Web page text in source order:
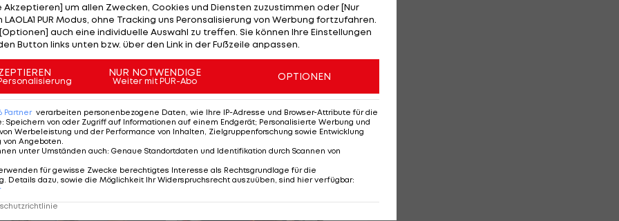
Stars der britischen Musikhistorie dominierten
Sommerspiele in London beendet. IOC-
positives Resümee und spricht von "fröhlichen
Feier wird die olympische Flagge symbolisch an Rio de
Sommerspiele 2016, ehe das Feuer im
Akzeptieren] um allen Zwecken, Cookies und Diensten zuzustimmen oder [Nur
PUR Modus, ohne Tracking uns Peronsalisierung von Werbung fortzufahren.
auch eine individuelle Auswahl zu treffen. Sie können Ihre Einstellungen
Button links unten bzw. über den Link in der Fußzeile anpassen.
NUR NOTWENDIGE
Weiter mit PUR-Abo OPTIONEN
Partner verarbeiten personenbezogene Daten, wie Ihre IP-Adresse und Browser-Attribute für die
: Speichern von oder Zugriff auf Informationen auf einem Endgerät; Personalisierte Werbung und
Werbeleistung und der Performance von Inhalten, Zielgruppenforschung sowie Entwicklung
von Angeboten
unter Umständen auch: Genaue Standortdaten und Identifikation durch Scannen von
für gewisse Zwecke berechtigtes Interesse als Rechtsgrundlage für die
Details dazu, sowie die Möglichkeit Ihr Widerspruchsrecht auszuüben, sind hier verfügbar: